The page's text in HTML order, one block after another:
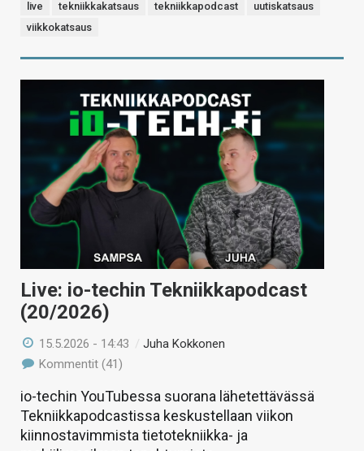
live tekniikkakatsaus tekniikkapodcast
uutiskatsaus
viikkokatsaus
Live: io-techin Tekniikkapodcast
(20/2026)
15.5.2026 - 14:43 /Juha Kokkonen
Kommentit (41)
io-techin YouTubessa suorana lähetettävässä
Tekniikkapodcastissa keskustellaan viikon
kiinnostavimmista tietotekniikka- ja